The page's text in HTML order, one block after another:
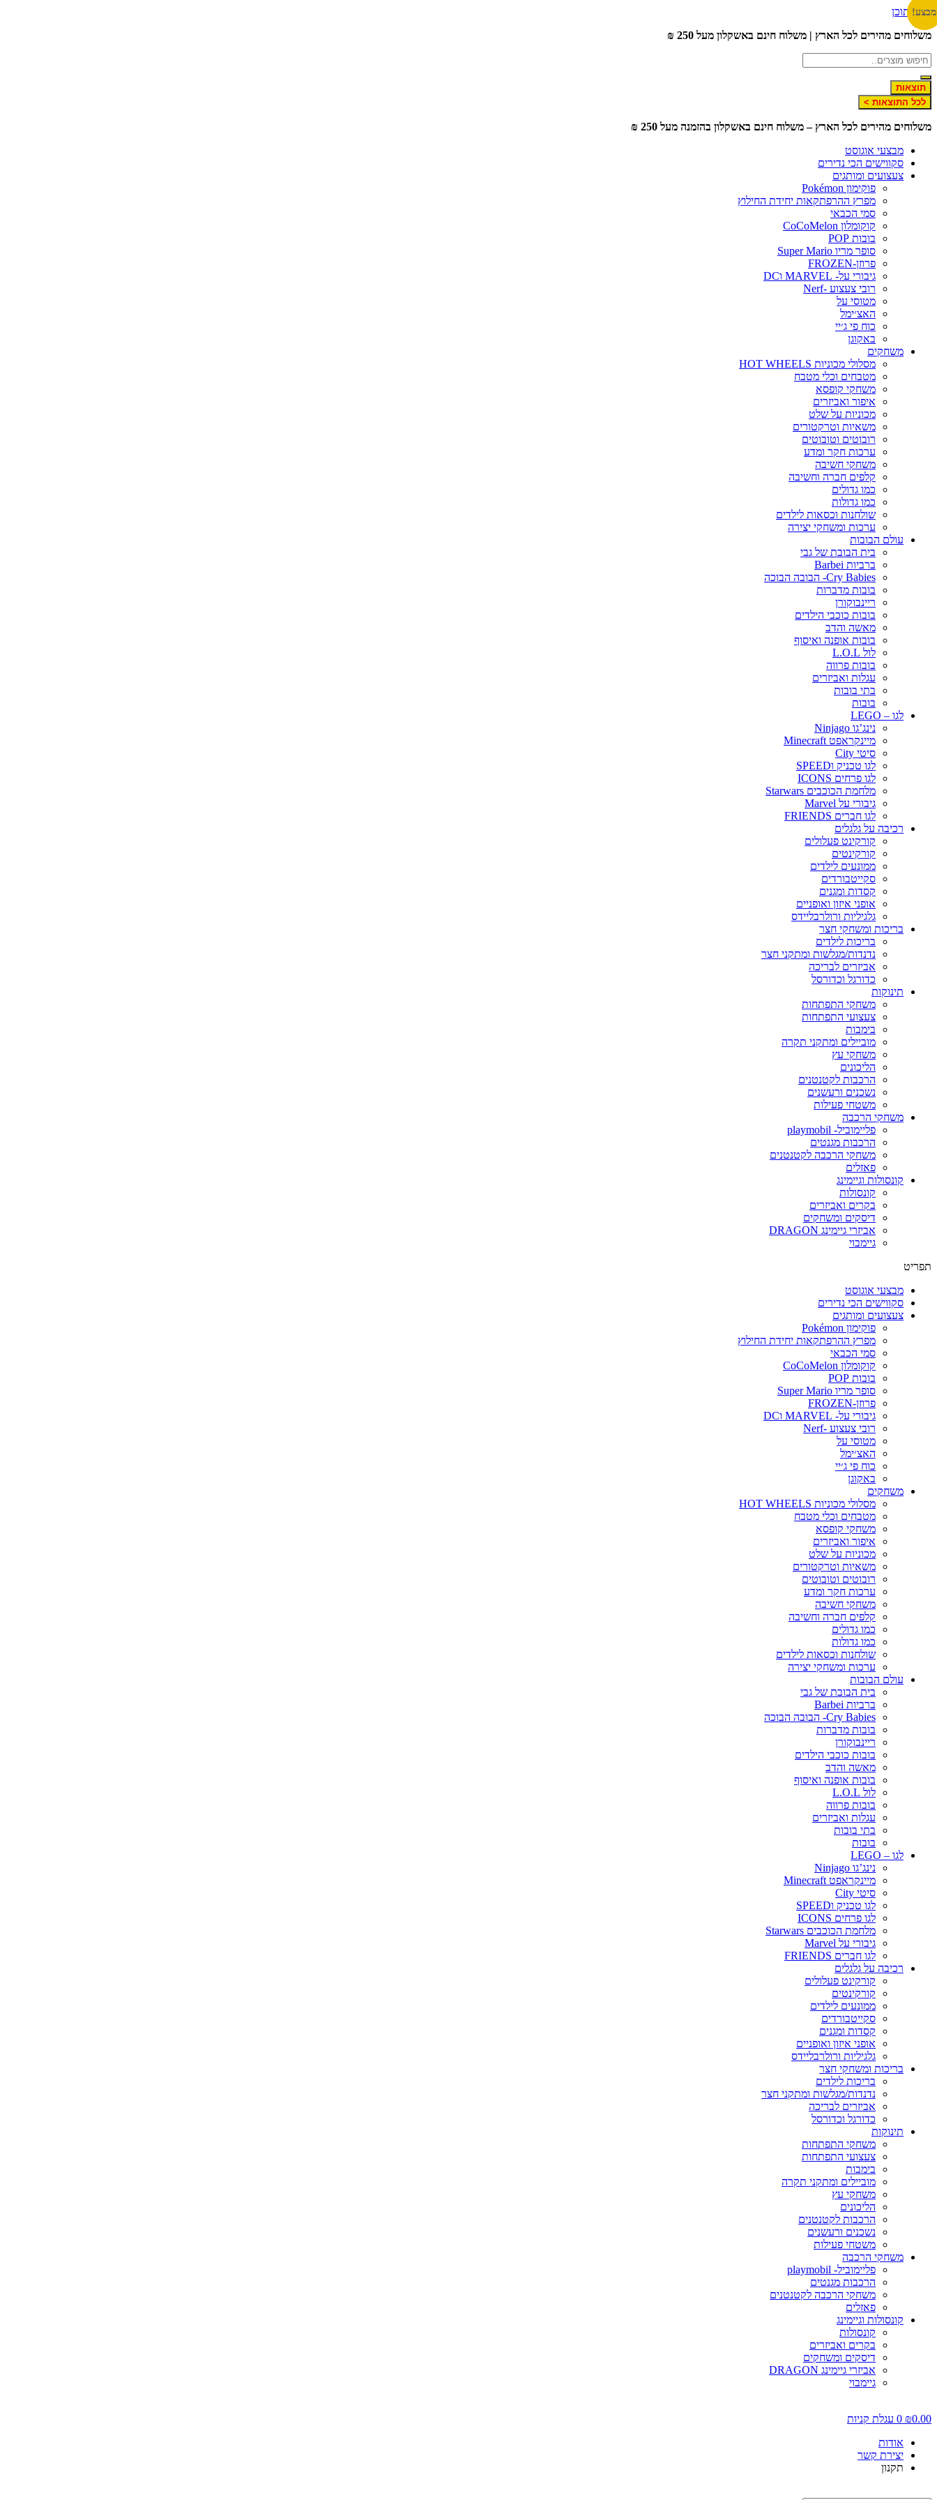
דלג לתוכן
משלוחים מהירים לכל הארץ | משלוח חינם באשקלון מעל 250 ₪
תוצאות
לכל התוצאות >
משלוחים מהירים לכל הארץ – משלוח חינם באשקלון בהזמנה מעל 250 ₪
מבצעי אוגוסט
סקווישים הכי נדירים
צעצועים ומותגים
פוקימון Pokémon
מפרץ ההרפתקאות יחידת החילוץ
סמי הכבאי
קוקומלון CoCoMelon
בובות POP
סופר מריו Super Mario
פרוזן-FROZEN
גיבורי על- MARVEL וDC
רובי צעצוע -Nerf
מטוסי על
האצ׳ימל
כוח פי ג׳יי
באקוגן
משחקים
מסלולי מכוניות HOT WHEELS
מטבחים וכלי מטבח
משחקי קופסא
איפור ואביזרים
מכוניות על שלט
משאיות וטרקטורים
רובוטים וטובוטים
ערכות חקר ומדע
משחקי חשיבה
קלפים חברה וחשיבה
כמו גדולים
כמו גדולות
שולחנות וכסאות לילדים
ערכות ומשחקי יצירה
עולם הבובות
בית הבובת של גבי
ברביות Barbei
Cry Babies- הבובה הבוכה
בובות מדברות
ריינבוקורן
בובות כוכבי הילדים
מאשה והדב
בובות אופנה ואיסוף
לול L.O.L
בובות פרווה
עגלות ואביזרים
בתי בובות
בובות
לגו – LEGO
נינג’גו Ninjago
מיינקראפט Minecraft
סיטי City
לגו טכניק וSPEED
לגו פרחים ICONS
מלחמת הכוכבים Starwars
גיבורי על Marvel
לגו חברים FRIENDS
רכיבה על גלגלים
קורקינט פעלולים
קורקינטים
ממונעים לילדים
סקייטבורדים
קסדות ומגנים
אופני איזון ואופניים
גלגיליות ורולרבליידס
בריכות ומשחקי חצר
בריכות לילדים
נדנדות/מגלשות ומתקני חצר
אביזרים לבריכה
כדורגל וכדורסל
תינוקות
משחקי התפתחות
צעצועי התפתחות
בימבות
מוביילים ומתקני תקרה
משחקי עץ
הליכונים
הרכבות לקטנטנים
נשכנים ורעשנים
משטחי פעילות
משחקי הרכבה
פליימוביל- playmobil
הרכבות מגנטים
משחקי הרכבה לקטנטנים
פאזלים
קונסולות וגיימינג
קונסולות
בקרים ואביזרים
דיסקים ומשחקים
אביזרי גיימינג DRAGON
גיימבוי
תפריט
מבצעי אוגוסט
סקווישים הכי נדירים
צעצועים ומותגים
פוקימון Pokémon
מפרץ ההרפתקאות יחידת החילוץ
סמי הכבאי
קוקומלון CoCoMelon
בובות POP
סופר מריו Super Mario
פרוזן-FROZEN
גיבורי על- MARVEL וDC
רובי צעצוע -Nerf
מטוסי על
האצ׳ימל
כוח פי ג׳יי
באקוגן
משחקים
מסלולי מכוניות HOT WHEELS
מטבחים וכלי מטבח
משחקי קופסא
איפור ואביזרים
מכוניות על שלט
משאיות וטרקטורים
רובוטים וטובוטים
ערכות חקר ומדע
משחקי חשיבה
קלפים חברה וחשיבה
כמו גדולים
כמו גדולות
שולחנות וכסאות לילדים
ערכות ומשחקי יצירה
עולם הבובות
בית הבובת של גבי
ברביות Barbei
Cry Babies- הבובה הבוכה
בובות מדברות
ריינבוקורן
בובות כוכבי הילדים
מאשה והדב
בובות אופנה ואיסוף
לול L.O.L
בובות פרווה
עגלות ואביזרים
בתי בובות
בובות
לגו – LEGO
נינג’גו Ninjago
מיינקראפט Minecraft
סיטי City
לגו טכניק וSPEED
לגו פרחים ICONS
מלחמת הכוכבים Starwars
גיבורי על Marvel
לגו חברים FRIENDS
רכיבה על גלגלים
קורקינט פעלולים
קורקינטים
ממונעים לילדים
סקייטבורדים
קסדות ומגנים
אופני איזון ואופניים
גלגיליות ורולרבליידס
בריכות ומשחקי חצר
בריכות לילדים
נדנדות/מגלשות ומתקני חצר
אביזרים לבריכה
כדורגל וכדורסל
תינוקות
משחקי התפתחות
צעצועי התפתחות
בימבות
מוביילים ומתקני תקרה
משחקי עץ
הליכונים
הרכבות לקטנטנים
נשכנים ורעשנים
משטחי פעילות
משחקי הרכבה
פליימוביל- playmobil
הרכבות מגנטים
משחקי הרכבה לקטנטנים
פאזלים
קונסולות וגיימינג
קונסולות
בקרים ואביזרים
דיסקים ומשחקים
אביזרי גיימינג DRAGON
גיימבוי
₪0.00
0 עגלת קניות
אודות
יצירת קשר
תקנון
מבצע!
מבצע!